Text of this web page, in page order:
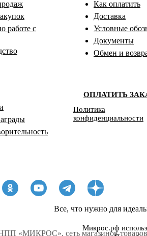
Микрос.рф
работе с
Как оплатить
Доставка
Условные
Документы
Обмен и
ОПЛАТИТЬ
Политика
конфиденциальности
Все, что нужно для
«МИКРОС», сеть магазинов товаров